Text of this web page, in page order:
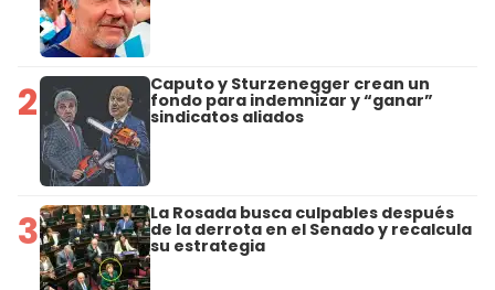
2 Caputo y Sturzenegger crean un
fondo para indemnizar y “ganar”
sindicatos aliados
3 La Rosada busca culpables después
de la derrota en el Senado y recalcula
su estrategia